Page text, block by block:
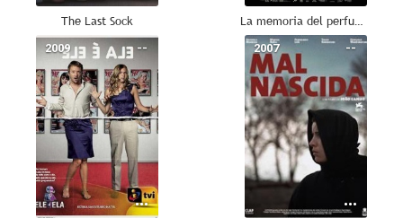
The Last Sock La memoria del perfume de las cosas
--
2009 --
2007